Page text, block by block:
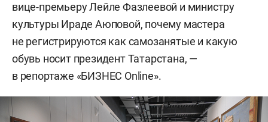
вице-премьеру Лейле Фазлеевой и министру
культуры Ираде Аюповой, почему мастера
не регистрируются как самозанятые и какую
обувь носит президент Татарстана, —
в репортаже «БИЗНЕС Online».